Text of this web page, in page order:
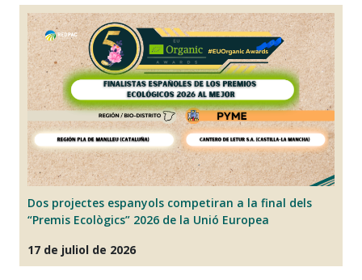
Dos projectes espanyols competiran a la final dels
“Premis Ecològics” 2026 de la Unió Europea
17 de juliol de 2026